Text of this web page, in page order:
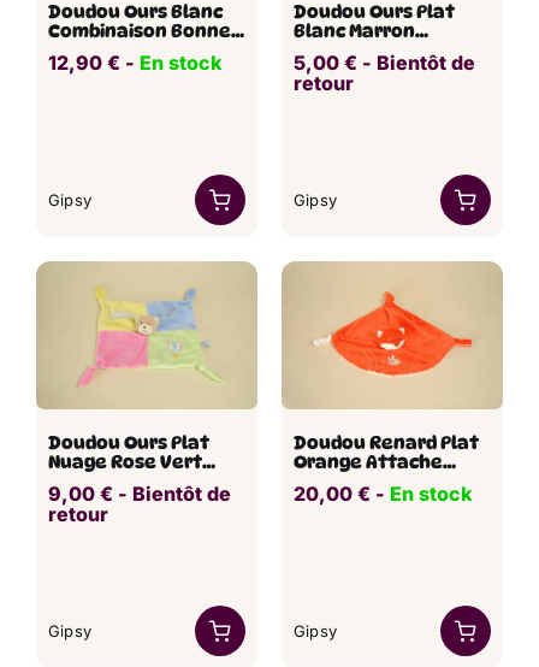
Doudou Ours Blanc
Combinaison Bonnet
Bleu Baby Bear GIPSY
27 cm
12,90 € ​​ - En stock
Gipsy
Doudou Ours Plat
Blanc Marron
Empreinte GIPSY
5,00 € ​ - Bientôt de
retour
Gipsy
Doudou Ours Plat
Nuage Rose Vert
Jaune Bleu GIPSY
9,00 € ​ - Bientôt de
retour
Gipsy
Doudou Renard Plat
Orange Attache
Tétine Abeille GIPSY
20,00 € ​​ - En stock
Gipsy